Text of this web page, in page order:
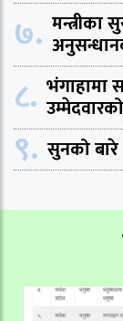
७. मन्त्रीका
८. भंगाहामा
९. सुनको